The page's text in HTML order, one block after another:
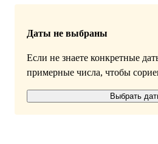
Даты не выбраны
Если не знаете конкретные
примерные числа, чтобы
Выбрать